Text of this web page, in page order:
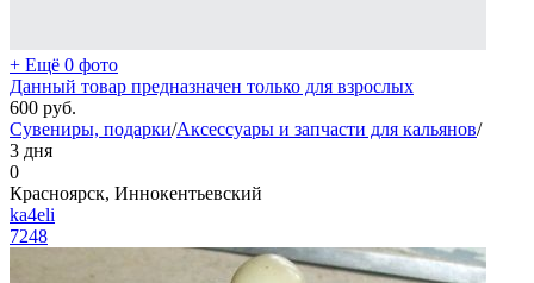
+ Ещё 0 фото
Данный товар предназначен только для взрослых
600 руб.
Сувениры, подарки/Аксессуары и запчасти для кальянов/
3 дня
0
Красноярск, Иннокентьевский
ka4eli
7248